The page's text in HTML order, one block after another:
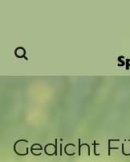
Gedicht